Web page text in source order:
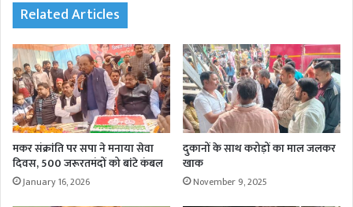
Related Articles
मकर संक्रांति पर सपा ने मनाया सेवा
दिवस, 500 जरूरतमंदों को बांटे कंबल
January 16, 2026
दुकानों के साथ करोड़ों का माल जलकर
खाक
November 9, 2025